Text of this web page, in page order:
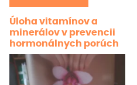
Úloha vitamínov a
minerálov v prevencii
hormonálnych porúch